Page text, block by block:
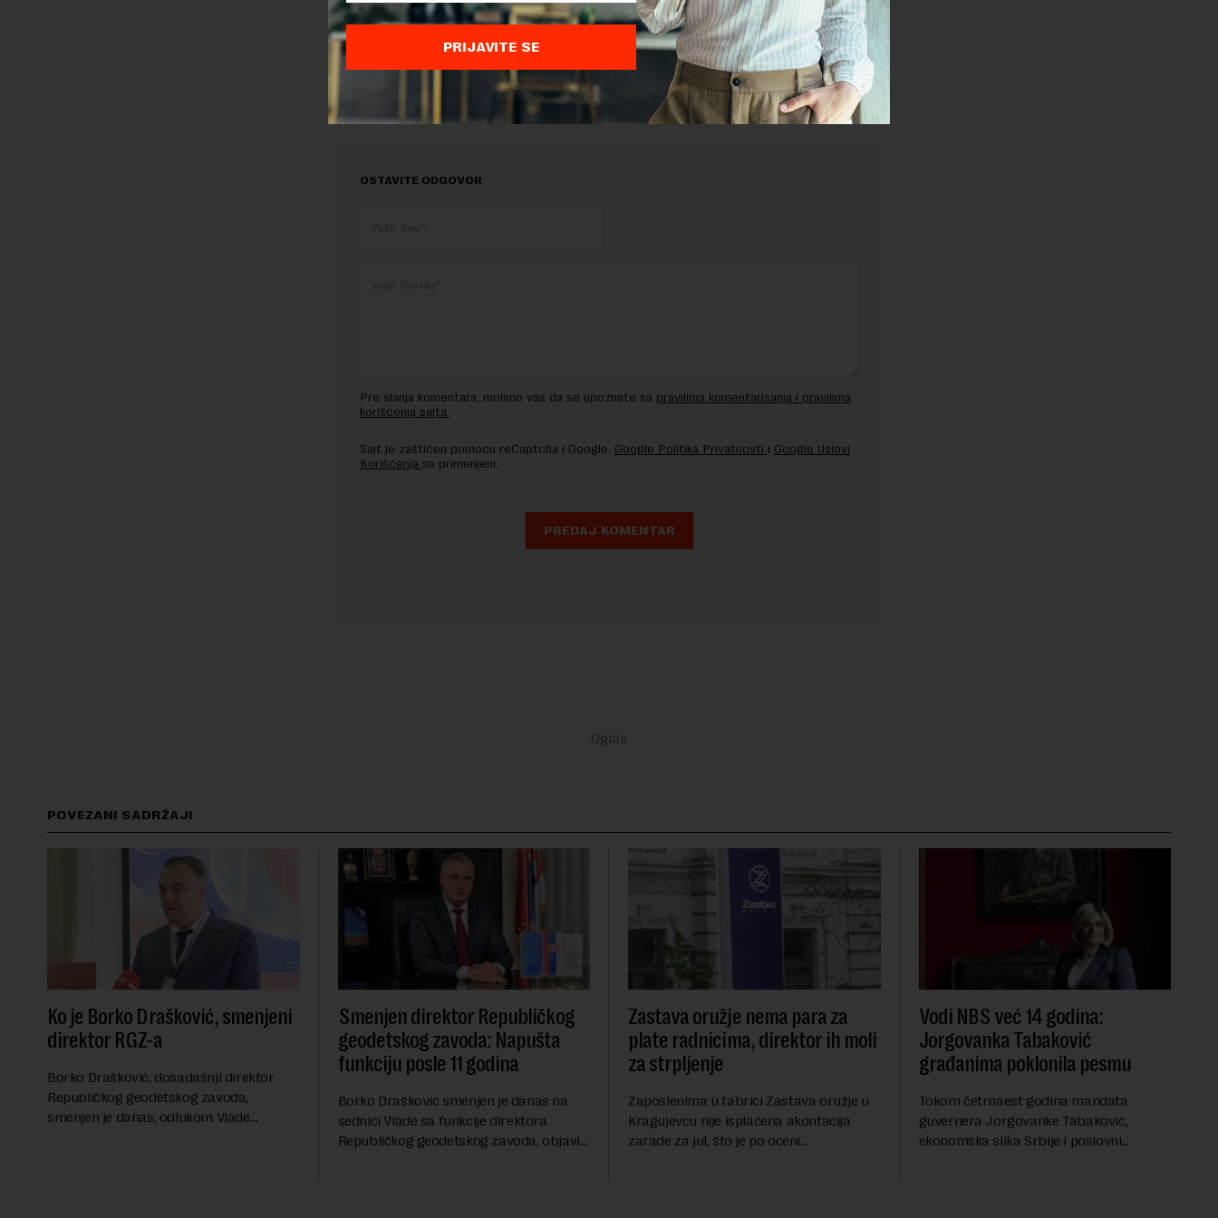
Preuzimanje delova teksta je dozvoljeno, ali uz obavezno navođenje izvora i uz postavljanje linka
ka izvornom tekstu na novaekonomija.rs
OSTAVITE ODGOVOR
Pre slanja komentara, molimo vas da se upoznate sa pravilima komentarisanja i pravilima
korišćenja sajta.
Sajt je zaštićen pomocu reCaptcha i Google. Google Politika Privatnosti i Google Uslovi
Korišćenja su primenjeni.
POVEZANI SADRŽAJI
Ko je Borko Drašković, smenjeni
direktor RGZ-a
Borko Drašković, dosadašnji direktor
Republičkog geodetskog zavoda,
smenjen je danas, odlukom Vlade
Smenjen direktor Republičkog
geodetskog zavoda: Napušta
funkciju posle 11 godina
Borko Drašković smenjen je danas na
sednici Vlade sa funkcije direktora
Republičkog geodetskog zavoda, objavio
Zastava oružje nema para za
plate radnicima, direktor ih moli
za strpljenje
Zaposlenima u fabrici Zastava oružje u
Kragujevcu nije isplaćena akontacija
zarade za jul, što je po oceni
Vodi NBS već 14 godina:
Jorgovanka Tabaković
građanima poklonila pesmu
Tokom četrnaest godina mandata
guvernera Jorgovanke Tabaković,
ekonomska slika Srbije i poslovni
PRIJAVITE SE